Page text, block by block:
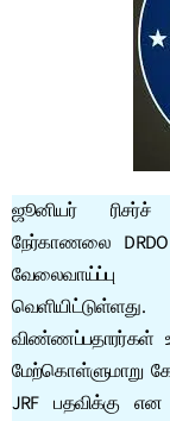
ஜூனியர்
நேர்காணலை
வேலைவாய்ப்பு
விண்ணப்பதாரர்கள்
மேற்கொள்ளுமாறு
JRF பதவிக்கு